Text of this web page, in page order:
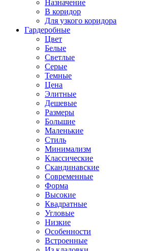
Назначение
В коридор
Для узкого коридора
Гардеробные
Цвет
Белые
Светлые
Серые
Темные
Цена
Элитные
Дешевые
Размеры
Большие
Маленькие
Стиль
Минимализм
Классические
Скандинавские
Современные
Форма
Высокие
Квадратные
Угловые
Низкие
Особенности
Встроенные